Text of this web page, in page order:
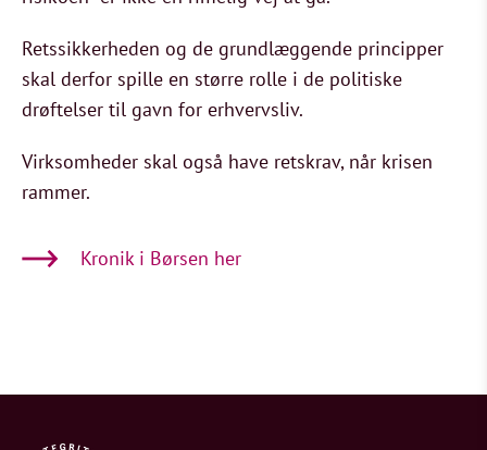
Retssikkerheden og de grundlæggende principper
skal derfor spille en større rolle i de politiske
drøftelser til gavn for erhvervsliv.
Virksomheder skal også have retskrav, når krisen
rammer.
Kronik i Børsen her